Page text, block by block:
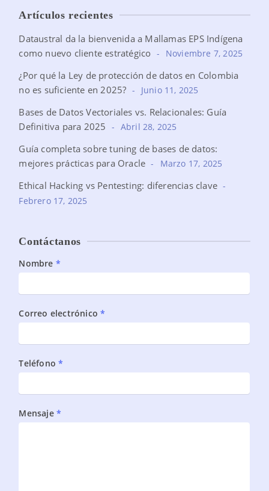
Artículos recientes
Dataustral da la bienvenida a Mallamas EPS Indígena
como nuevo cliente estratégico
Noviembre 7, 2025
¿Por qué la Ley de protección de datos en Colombia
no es suficiente en 2025?
Junio 11, 2025
Bases de Datos Vectoriales vs. Relacionales: Guía
Definitiva para 2025
Abril 28, 2025
Guía completa sobre tuning de bases de datos:
mejores prácticas para Oracle
Marzo 17, 2025
Ethical Hacking vs Pentesting: diferencias clave
Febrero 17, 2025
Contáctanos
Planes
DBA
monitoreo
Oracle
Nombre *
Correo electrónico*
Teléfono*
Mensaje *